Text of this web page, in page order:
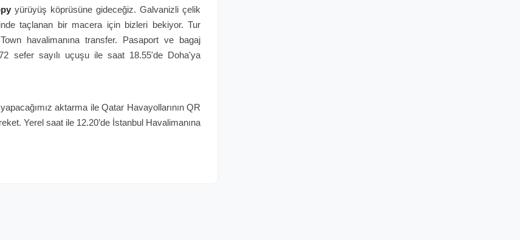
yürüyüş köprüsüne gideceğiz. Galvanizli çelik
taçlanan bir macera için bizleri bekiyor. Tur
havalimanına transfer. Pasaport ve bagaj
sefer sayılı uçuşu ile saat 18.55'de Doha'ya
aktarma ile Qatar Havayollarının QR
Yerel saat ile 12.20’de İstanbul Havalimanına